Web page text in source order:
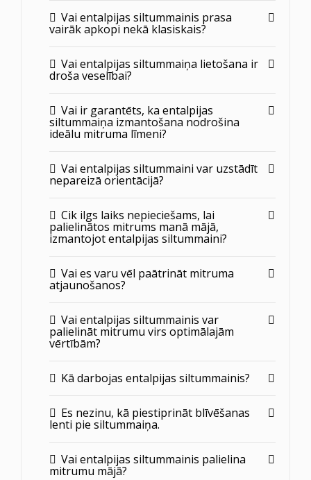
Vai entalpijas siltummainis prasa
vairāk apkopi nekā klasiskais?
Vai entalpijas siltummaiņa lietošana ir
droša veselībai?
Vai ir garantēts, ka entalpijas
siltummaiņa izmantošana nodrošina
ideālu mitruma līmeni?
Vai entalpijas siltummaini var uzstādīt
nepareizā orientācijā?
Cik ilgs laiks nepieciešams, lai
palielinātos mitrums manā mājā,
izmantojot entalpijas siltummaini?
Vai es varu vēl paātrināt mitruma
atjaunošanos?
Vai entalpijas siltummainis var
palielināt mitrumu virs optimālajām
vērtībām?
Kā darbojas entalpijas siltummainis?
Es nezinu, kā piestiprināt blīvēšanas
lenti pie siltummaiņa.
Vai entalpijas siltummainis palielina
mitrumu mājā?